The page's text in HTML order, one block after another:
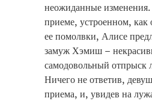
неожиданные изменения.
приеме, устроенном, как
ее помолвки, Алисе
замуж Хэмиш –
самодовольный отпрыск
Ничего не ответив,
приема, и, увидев на